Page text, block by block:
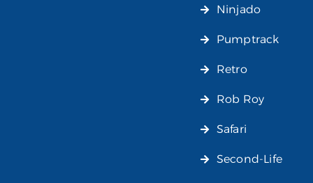
Ninjado
Pumptrack
Retro
Rob Roy
Safari
Second-Life